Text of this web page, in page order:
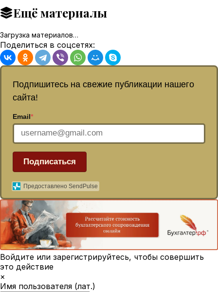
Ещё материалы
Загрузка материалов…
Поделиться в соцсетях:
Подпишитесь на свежие публикации нашего
сайта!
Email*
Подписаться
Предоставлено SendPulse
Войдите или зарегистрируйтесь, чтобы совершить
это действие
×
Имя пользователя (лат.)